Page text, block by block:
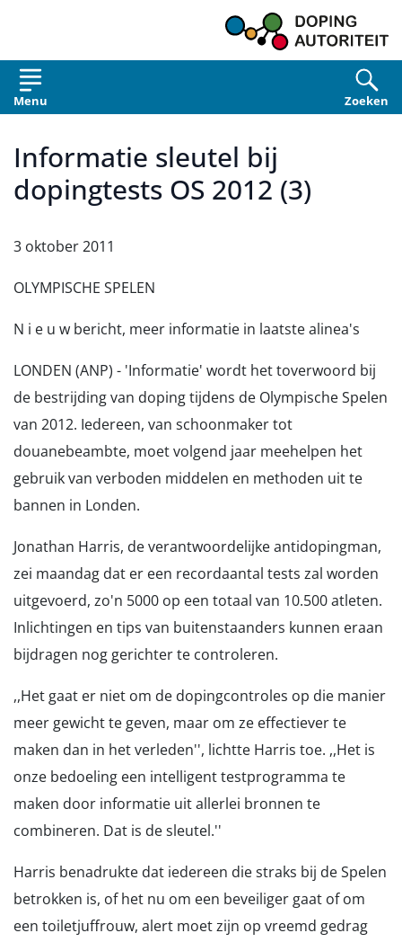
Menu Zoeken
Informatie sleutel bij
dopingtests OS 2012 (3)
3 oktober 2011
OLYMPISCHE SPELEN
N i e u w bericht, meer informatie in laatste alinea's
LONDEN (ANP) - 'Informatie' wordt het toverwoord bij
de bestrijding van doping tijdens de Olympische Spelen
van 2012. Iedereen, van schoonmaker tot
douanebeambte, moet volgend jaar meehelpen het
gebruik van verboden middelen en methoden uit te
bannen in Londen.
Jonathan Harris, de verantwoordelijke antidopingman,
zei maandag dat er een recordaantal tests zal worden
uitgevoerd, zo'n 5000 op een totaal van 10.500 atleten.
Inlichtingen en tips van buitenstaanders kunnen eraan
bijdragen nog gerichter te controleren.
,,Het gaat er niet om de dopingcontroles op die manier
meer gewicht te geven, maar om ze effectiever te
maken dan in het verleden'', lichtte Harris toe. ,,Het is
onze bedoeling een intelligent testprogramma te
maken door informatie uit allerlei bronnen te
combineren. Dat is de sleutel.''
Harris benadrukte dat iedereen die straks bij de Spelen
betrokken is, of het nu om een beveiliger gaat of om
een toiletjuffrouw, alert moet zijn op vreemd gedrag